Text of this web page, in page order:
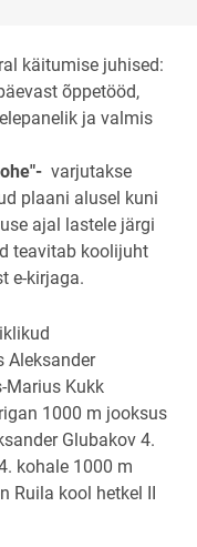
käitumise juhised:
õppetööd,
ja valmis
varjutakse
plaani alusel kuni
ajal lastele järgi
teavitab koolijuht
e-kirjaga.
Aleksander
Marius Kukk
1000 m jooksus
Glubakov 4.
kohale 1000 m
Ruila kool hetkel II